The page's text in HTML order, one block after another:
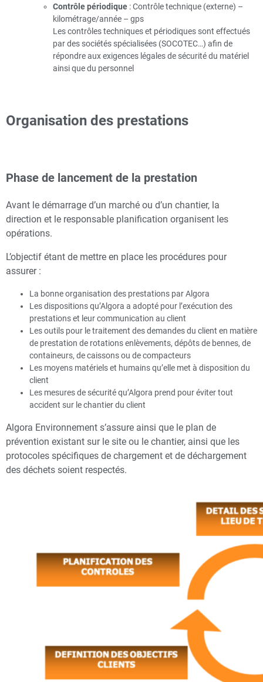
Contrôle périodique : Contrôle technique (externe) –
kilométrage/année – gps
Les contrôles techniques et périodiques sont effectués
par des sociétés spécialisées (SOCOTEC…) afin de
répondre aux exigences légales de sécurité du matériel
ainsi que du personnel
Organisation des prestations
Phase de lancement de la prestation
Avant le démarrage d’un marché ou d’un chantier, la
direction et le responsable planification organisent les
opérations.
L’objectif étant de mettre en place les procédures pour
assurer :
La bonne organisation des prestations par Algora
Les dispositions qu’Algora a adopté pour l’exécution des
prestations et leur communication au client
Les outils pour le traitement des demandes du client en matière
de prestation de rotations enlèvements, dépôts de bennes, de
containeurs, de caissons ou de compacteurs
Les moyens matériels et humains qu’elle met à disposition du
client
Les mesures de sécurité qu’Algora prend pour éviter tout
accident sur le chantier du client
Algora Environnement s’assure ainsi que le plan de
prévention existant sur le site ou le chantier, ainsi que les
protocoles spécifiques de chargement et de déchargement
des déchets soient respectés.